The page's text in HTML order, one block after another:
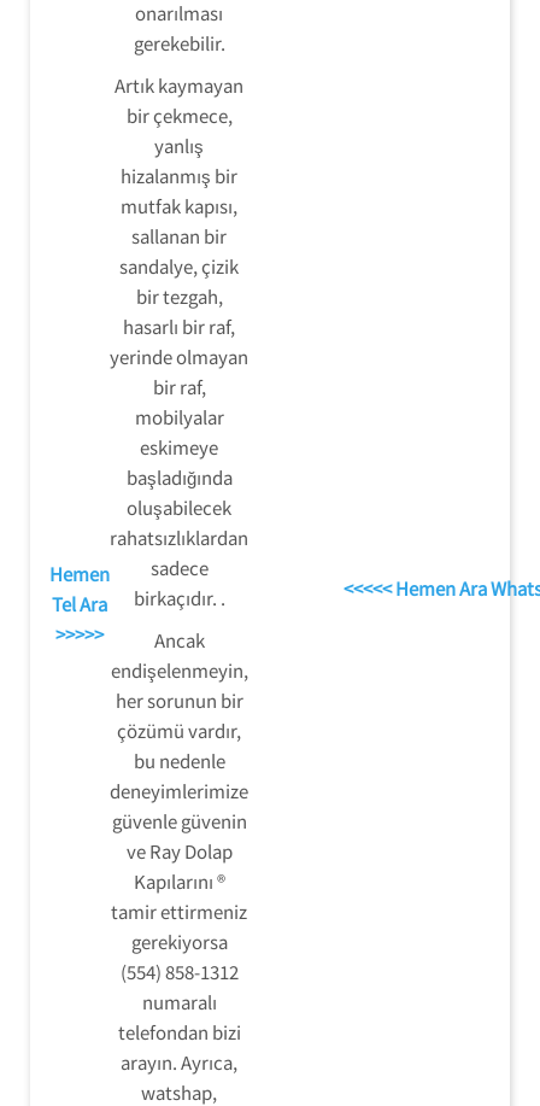
Hemen
Tel Ara
>>>>>
onarılması
gerekebilir.
Artık kaymayan
bir çekmece,
yanlış
hizalanmış bir
mutfak kapısı,
sallanan bir
sandalye, çizik
bir tezgah,
hasarlı bir raf,
yerinde olmayan
bir raf,
mobilyalar
eskimeye
başladığında
oluşabilecek
rahatsızlıklardan
sadece
birkaçıdır. .
Ancak
endişelenmeyin,
her sorunun bir
çözümü vardır,
bu nedenle
deneyimlerimize
güvenle güvenin
ve Ray Dolap
Kapılarını ®
tamir ettirmeniz
gerekiyorsa
(554) 858-1312
numaralı
telefondan bizi
arayın. Ayrıca,
watshap,
<<<<< Hemen Ara